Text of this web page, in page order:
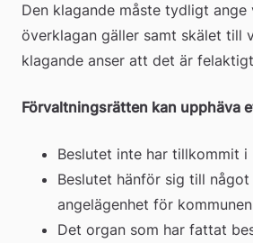
Den klagande måste tydligt
överklagan gäller samt skälet till
klagande anser att det är
Förvaltningsrätten kan upphäva
Beslutet inte har tillkommit i
Beslutet hänför sig till
angelägenhet för kommunen
Det organ som har fattat